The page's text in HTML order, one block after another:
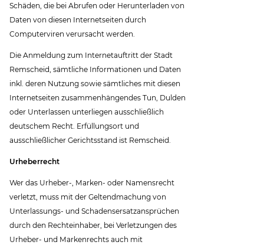
Schäden, die bei Abrufen oder Herunterladen von
Daten von diesen Internetseiten durch
Computerviren verursacht werden.
Die Anmeldung zum Internetauftritt der Stadt
Remscheid, sämtliche Informationen und Daten
inkl. deren Nutzung sowie sämtliches mit diesen
Internetseiten zusammenhängendes Tun, Dulden
oder Unterlassen unterliegen ausschließlich
deutschem Recht. Erfüllungsort und
ausschließlicher Gerichtsstand ist Remscheid.
Urheberrecht
Wer das Urheber-, Marken- oder Namensrecht
verletzt, muss mit der Geltendmachung von
Unterlassungs- und Schadensersatzansprüchen
durch den Rechteinhaber, bei Verletzungen des
Urheber- und Markenrechts auch mit